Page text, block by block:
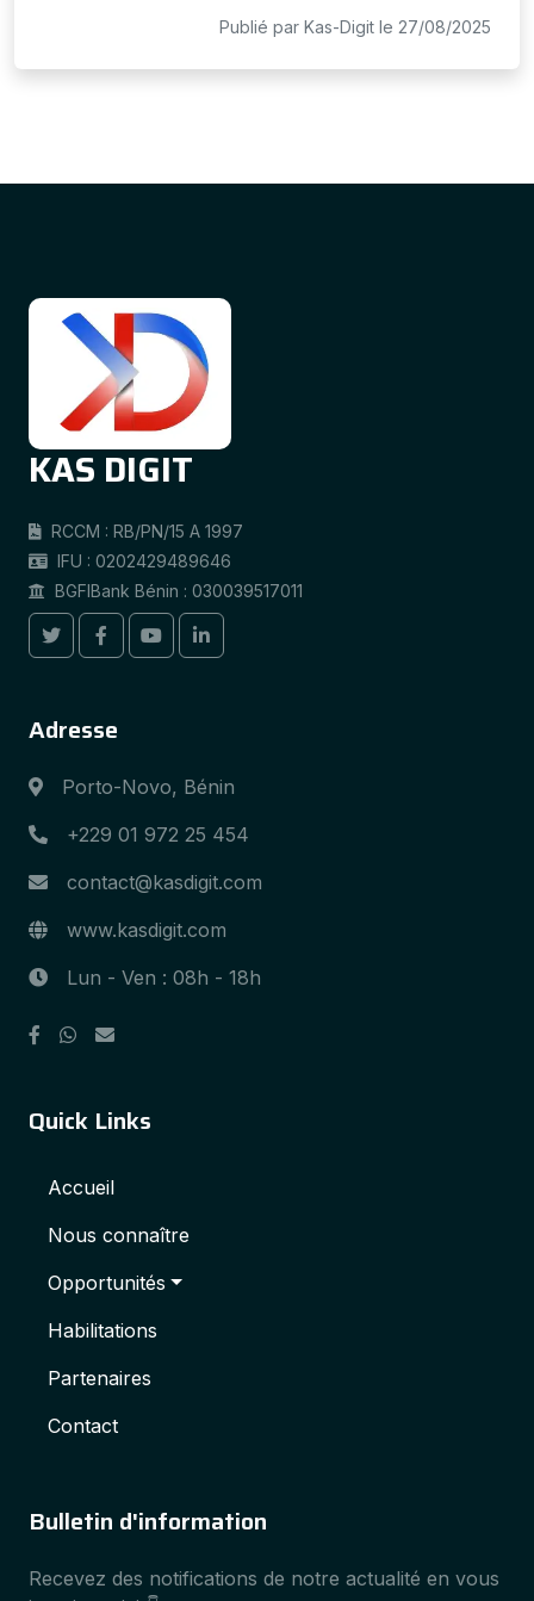
Publié par Kas-Digit le 27/08/2025
KAS DIGIT
RCCM : RB/PN/15 A 1997
IFU : 0202429489646
BGFIBank Bénin : 030039517011
Adresse
Porto-Novo, Bénin
+229 01 972 25 454
contact@kasdigit.com
www.kasdigit.com
Lun - Ven : 08h - 18h
Quick Links
Accueil
Nous connaître
Opportunités
Habilitations
Partenaires
Contact
Bulletin d'information
Recevez des notifications de notre actualité en vous